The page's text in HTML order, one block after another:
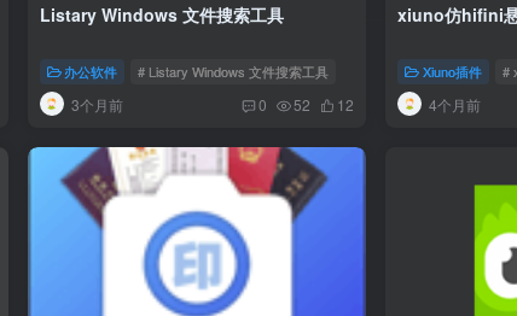
案例版
Listary Windows 文件搜索工具
办公软件 # Listary Windows 文件搜索工具
3个月前 0 52 12
xiuno仿hifini
Xiuno插件 #
4个月前